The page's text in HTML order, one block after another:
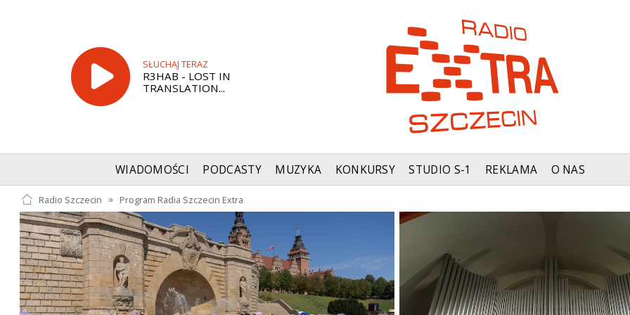
SŁUCHAJ TERAZ
R3HAB - LOST IN
TRANSLATION...
WIADOMOŚCI PODCASTY MUZYKA KONKURSY STUDIO S-1 REKLAMA O NAS
Radio Szczecin » Program Radia Szczecin Extra